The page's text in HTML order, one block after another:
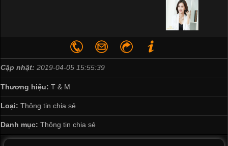
Cập nhật: 2019-04-05 15:55:39
Thương hiệu: T & M
Loại: Thông tin chia sẻ
Danh mục: Thông tin chia sẻ